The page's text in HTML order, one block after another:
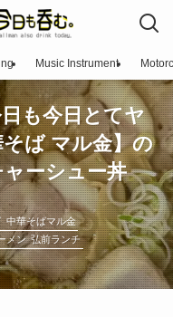
Music Instrument
も今日とてヤ
ば マル金】の
ーシュー丼
中華そばマル金
メン 弘前ランチ